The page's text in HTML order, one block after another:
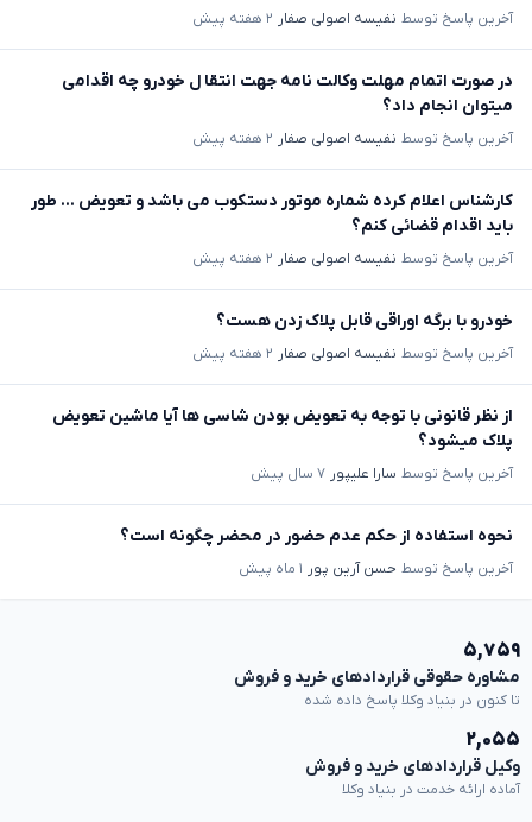
آخرین پاسخ توسط نفیسه اصولی صفار ۲ هفته پیش
در صورت اتمام مهلت وکالت نامه جهت انتقا ل خودرو چه اقدامی
میتوان انجام داد؟
آخرین پاسخ توسط نفیسه اصولی صفار ۲ هفته پیش
کارشناس اعلام کرده شماره موتور دستکوب می باشد و تعویض ... طور
باید اقدام قضائی کنم؟
آخرین پاسخ توسط نفیسه اصولی صفار ۲ هفته پیش
خودرو با برگه اوراقی قابل پلاک زدن هست؟
آخرین پاسخ توسط نفیسه اصولی صفار ۲ هفته پیش
از نظر قانونی با توجه به تعویض بودن شاسی ها آیا ماشین تعویض
پلاک میشود؟
آخرین پاسخ توسط سارا علیپور ۷ سال پیش
نحوه استفاده از حکم عدم حضور در محضر چگونه است؟
آخرین پاسخ توسط حسن آرین پور ۱ ماه پیش
۵,۷۵۹
مشاوره حقوقی قراردادهای خرید و فروش
تا کنون در بنیاد وکلا پاسخ داده شده
۲,۰۵۵
وکیل قراردادهای خرید و فروش
آماده ارائه خدمت در بنیاد وکلا